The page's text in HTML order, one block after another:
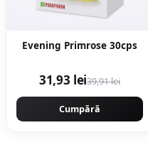
Evening Primrose 30cps
31,93 lei39,91 lei
Cumpără